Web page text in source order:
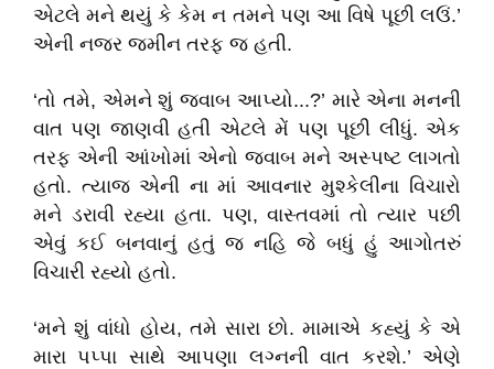
એટલે મને થયું કે કેમ ન તમને પણ આ વિષે પૂછી લઉં.’
એની નજર જમીન તરફ જ હતી.
‘તો તમે, એમને શું જવાબ આપ્યો...?’ મારે એના મનની
વાત પણ જાણવી હતી એટલે મેં પણ પૂછી લીધું. એક
તરફ એની આંખોમાં એનો જવાબ મને અસ્પષ્ટ લાગતો
હતો. ત્યાજ એની ના માં આવનાર મુશ્કેલીના વિચારો
મને ડરાવી રહ્યા હતા. પણ, વાસ્તવમાં તો ત્યાર પછી
એવું કઈ બનવાનું હતું જ નહિ જે બધું હું આગોતરું
વિચારી રહ્યો હતો.
‘મને શું વાંધો હોય, તમે સારા છો. મામાએ કહ્યું કે એ
મારા પપ્પા સાથે આપણા લગ્નની વાત કરશે.’ એણે